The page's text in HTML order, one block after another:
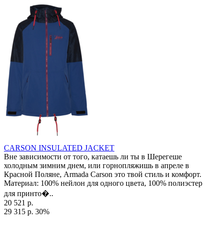
CARSON INSULATED JACKET
Вне зависимости от того, катаешь ли ты в Шерегеше
холодным зимним днем, или горнопляжишь в апреле в
Красной Поляне, Armada Carson это твой стиль и комфорт.
Материал: 100% нейлон для одного цвета, 100% полиэстер
для принто�..
20 521 р.
29 315 р. 30%